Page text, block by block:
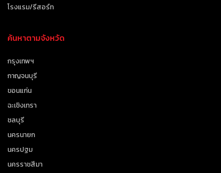
โรงแรม/รีสอร์ท
ค้นหาตามจังหวัด
กรุงเทพฯ
กาญจนบุรี
ขอนแก่น
ฉะเชิงเทรา
ชลบุรี
นครนายก
นครปฐม
นครราชสีมา